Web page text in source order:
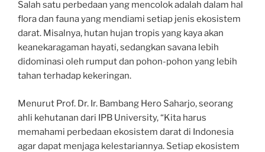
Salah satu perbedaan yang mencolok adalah dalam hal
flora dan fauna yang mendiami setiap jenis ekosistem
darat. Misalnya, hutan hujan tropis yang kaya akan
keanekaragaman hayati, sedangkan savana lebih
didominasi oleh rumput dan pohon-pohon yang lebih
tahan terhadap kekeringan.
Menurut Prof. Dr. Ir. Bambang Hero Saharjo, seorang
ahli kehutanan dari IPB University, “Kita harus
memahami perbedaan ekosistem darat di Indonesia
agar dapat menjaga kelestariannya. Setiap ekosistem